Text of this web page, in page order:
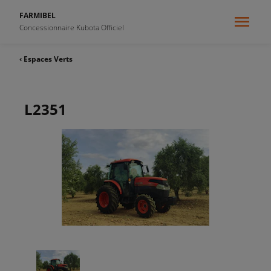
FARMIBEL
Concessionnaire Kubota Officiel
‹ Espaces Verts
L2351